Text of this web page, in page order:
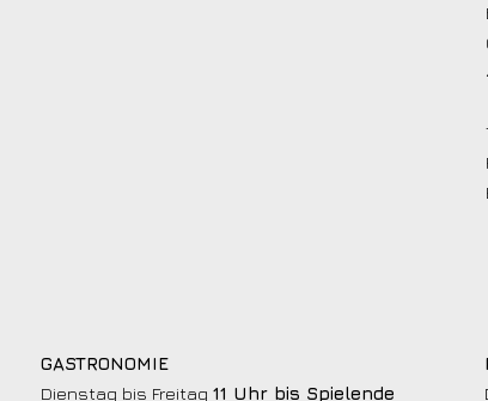
GASTRONOMIE
Dienstag bis Freitag 11 Uhr bis Spielende